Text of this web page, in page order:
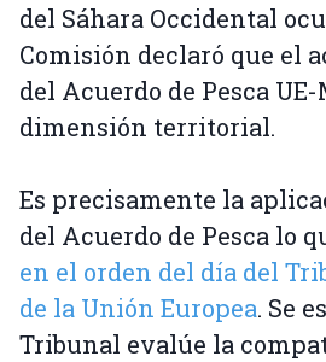
del Sáhara Occidental
Comisión declaró que el
del Acuerdo de Pesca
dimensión territorial.
Es precisamente la
del Acuerdo de Pesca lo
en el orden del día del
de la Unión Europea. Se
Tribunal evalúe la